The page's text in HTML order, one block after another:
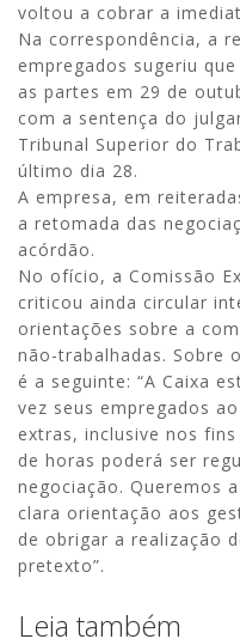
voltou a cobrar a
Na correspondência, a
empregados sugeriu
as partes em 29 de
com a sentença do
Tribunal Superior do
último dia 28.
A empresa, em
a retomada das
acórdão.
No ofício, a Comissão
criticou ainda circular
orientações sobre a
não-trabalhadas. Sobre
é a seguinte: “A Caixa
vez seus empregados
extras, inclusive nos
de horas poderá ser
negociação. Queremos
clara orientação aos
de obrigar a realização
pretexto”.
Leia também